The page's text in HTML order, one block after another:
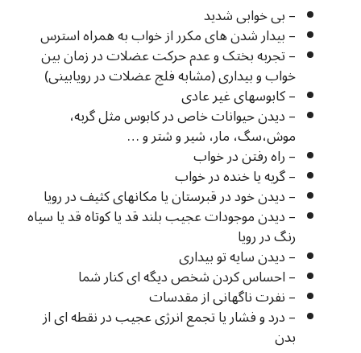
– بی خوابی شدید
– بیدار شدن های مکرر از خواب به همراه استرس
– تجربه بختک و عدم حرکت عضلات در زمان بین
خواب و بیداری (مشابه فلج عضلات در رویابینی)
– کابوسهای غیر عادی
– دیدن حیوانات خاص در کابوس مثل گربه،
موش،سگ، مار، شیر و شتر و …
– راه رفتن در خواب
– گریه یا خنده در خواب
– دیدن خود در قبرستان یا مکانهای کثیف در رویا
– دیدن موجودات عجیب بلند قد یا کوتاه قد یا سیاه
رنگ در رویا
– دیدن سایه تو بیداری
– احساس کردن شخص دیگه ای کنار شما
– نفرت ناگهانی از مقدسات
– درد و فشار یا تجمع انرژی عجیب در نقطه ای از
بدن